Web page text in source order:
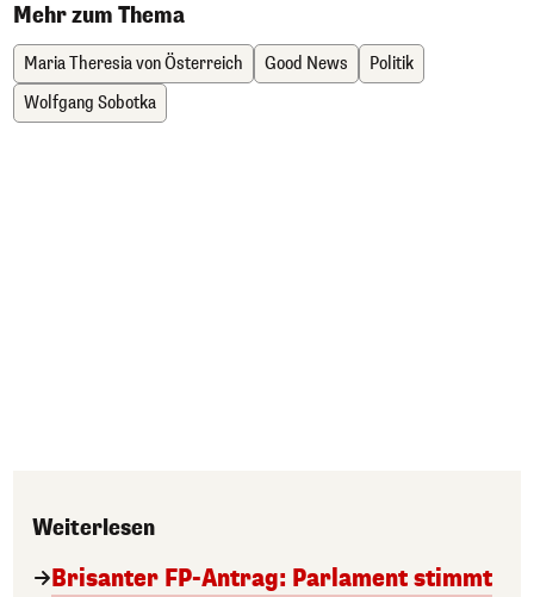
Mehr zum Thema
Maria Theresia von Österreich Good News
Politik
Wolfgang Sobotka
Weiterlesen
Brisanter FP-Antrag: Parlament stimmt